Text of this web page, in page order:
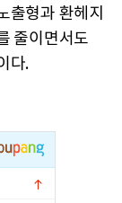
출형과 환헤지
줄이면서도
다.